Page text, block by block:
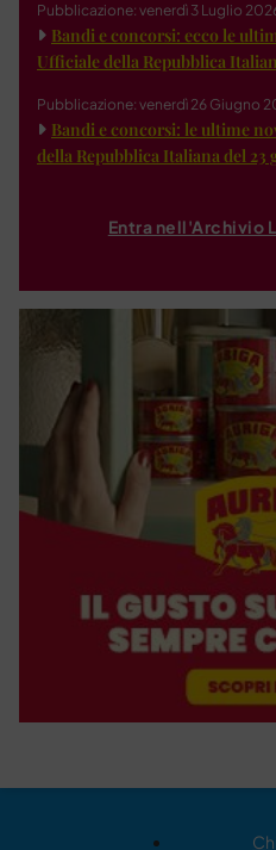
Pubblicazione: venerdì 3 Luglio
Bandi e concorsi: ecco le
Ufficiale della Repubblica
Pubblicazione: venerdì 26 Giugno
Bandi e concorsi: le ultime
della Repubblica Italiana del 23
Entra nell'Archivio